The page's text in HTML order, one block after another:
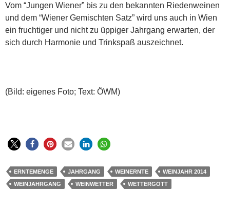
Vom “Jungen Wiener” bis zu den bekannten Riedenweinen
und dem “Wiener Gemischten Satz” wird uns auch in Wien
ein fruchtiger und nicht zu üppiger Jahrgang erwarten, der
sich durch Harmonie und Trinkspaß auszeichnet.
(Bild: eigenes Foto; Text: ÖWM)
ERNTEMENGE JAHRGANG WEINERNTE
WEINJAHR 2014
WEINJAHRGANG
WEINWETTER WETTERGOTT